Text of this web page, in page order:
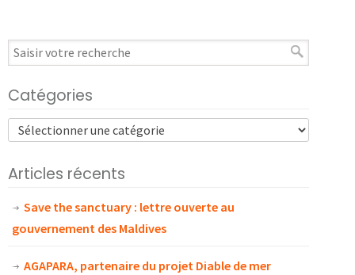
Catégories
Articles récents
Save the sanctuary : lettre ouverte au
gouvernement des Maldives
AGAPARA, partenaire du projet Diable de mer